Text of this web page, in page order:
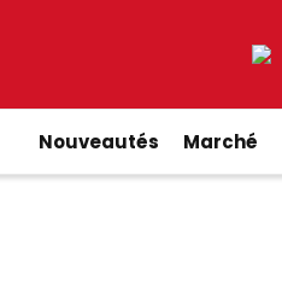
Nouveautés Marché